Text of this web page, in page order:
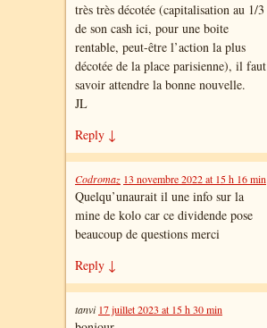
très très décotée (capitalisation au 1/3
de son cash ici, pour une boite
rentable, peut-être l’action la plus
décotée de la place parisienne), il faut
savoir attendre la bonne nouvelle.
JL
Reply ↓
Codromaz 13 novembre 2022 at 15 h 16 min
Quelqu’unaurait il une info sur la
mine de kolo car ce dividende pose
beaucoup de questions merci
Reply ↓
tanvi 17 juillet 2023 at 15 h 30 min